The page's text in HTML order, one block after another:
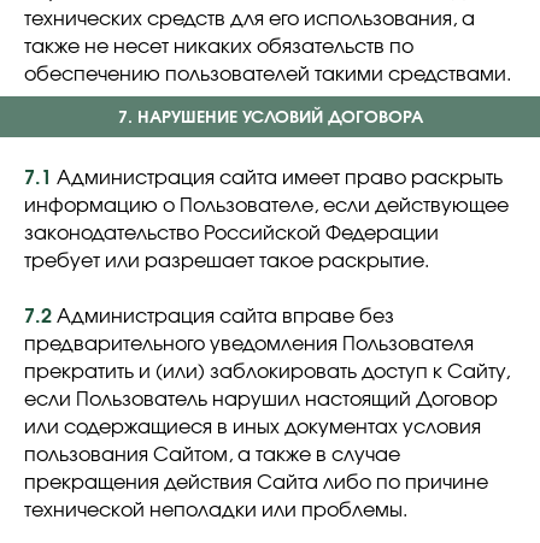
технических средств для его использования, а
также не несет никаких обязательств по
обеспечению пользователей такими средствами.
7. НАРУШЕНИЕ УСЛОВИЙ ДОГОВОРА
7.1 Администрация сайта имеет право раскрыть
информацию о Пользователе, если действующее
законодательство Российской Федерации
требует или разрешает такое раскрытие.
7.2 Администрация сайта вправе без
предварительного уведомления Пользователя
прекратить и (или) заблокировать доступ к Сайту,
если Пользователь нарушил настоящий Договор
или содержащиеся в иных документах условия
пользования Сайтом, а также в случае
прекращения действия Сайта либо по причине
технической неполадки или проблемы.